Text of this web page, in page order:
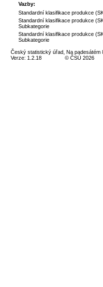
Vazby:
Standardní klasifikace produkce
Standardní klasifikace produkce
Subkategorie
Standardní klasifikace produkce
Subkategorie
Český statistický úřad, Na padesátém
Verze: 1.2.18
© ČSÚ 2026